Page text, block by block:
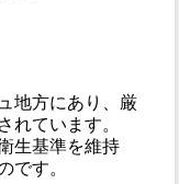
地方にあり、厳
れています。
生基準を維持
です。